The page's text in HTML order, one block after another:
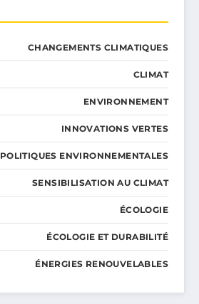
CHANGEMENTS CLIMATIQUES
CLIMAT
ENVIRONNEMENT
INNOVATIONS VERTES
POLITIQUES ENVIRONNEMENTALES
SENSIBILISATION AU CLIMAT
ÉCOLOGIE
ÉCOLOGIE ET DURABILITÉ
ÉNERGIES RENOUVELABLES